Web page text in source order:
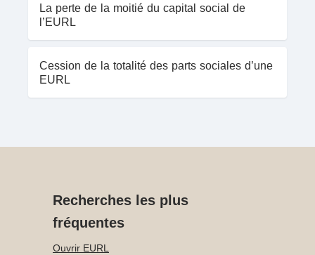
La perte de la moitié du capital social de
l’EURL
Cession de la totalité des parts sociales d’une
EURL
Recherches les plus
fréquentes
Ouvrir EURL